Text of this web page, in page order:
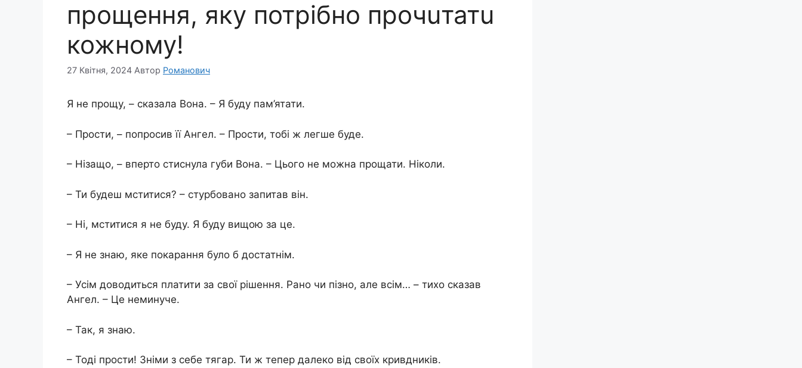
прощення, яку потрібно прочuтатu
кожному!
27 Квітня, 2024 Автор Романович
Я не прощу, – сказала Вона. – Я буду пам’ятати.
– Прости, – попросив її Ангел. – Прости, тобі ж легше буде.
– Нізащо, – вперто стиснула губи Вона. – Цього не можна прощати. Ніколи.
– Ти будеш мститися? – стурбовано запитав він.
– Ні, мститися я не буду. Я буду вищою за це.
– Я не знаю, яке покарання було б достатнім.
– Усім доводиться платити за свої рішення. Рано чи пізно, але всім… – тихо сказав
Ангел. – Це неминуче.
– Так, я знаю.
– Тоді прости! Зніми з себе тягар. Ти ж тепер далеко від своїх кривдників.